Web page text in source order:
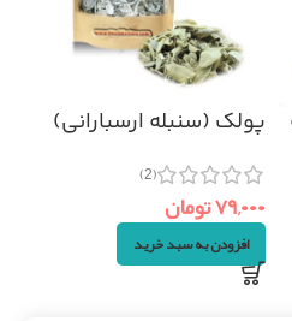
پولک (سنبله ارسبارانی)
(2)
۷۹,۰۰۰تومان
افزودن به سبد خرید